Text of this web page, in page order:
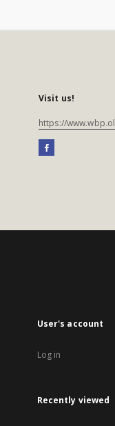
Visit us!
https://
User's account
Log in
Recently viewed